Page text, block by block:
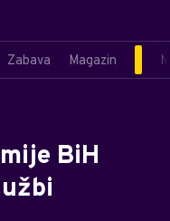
Zabava Magazin
BiH